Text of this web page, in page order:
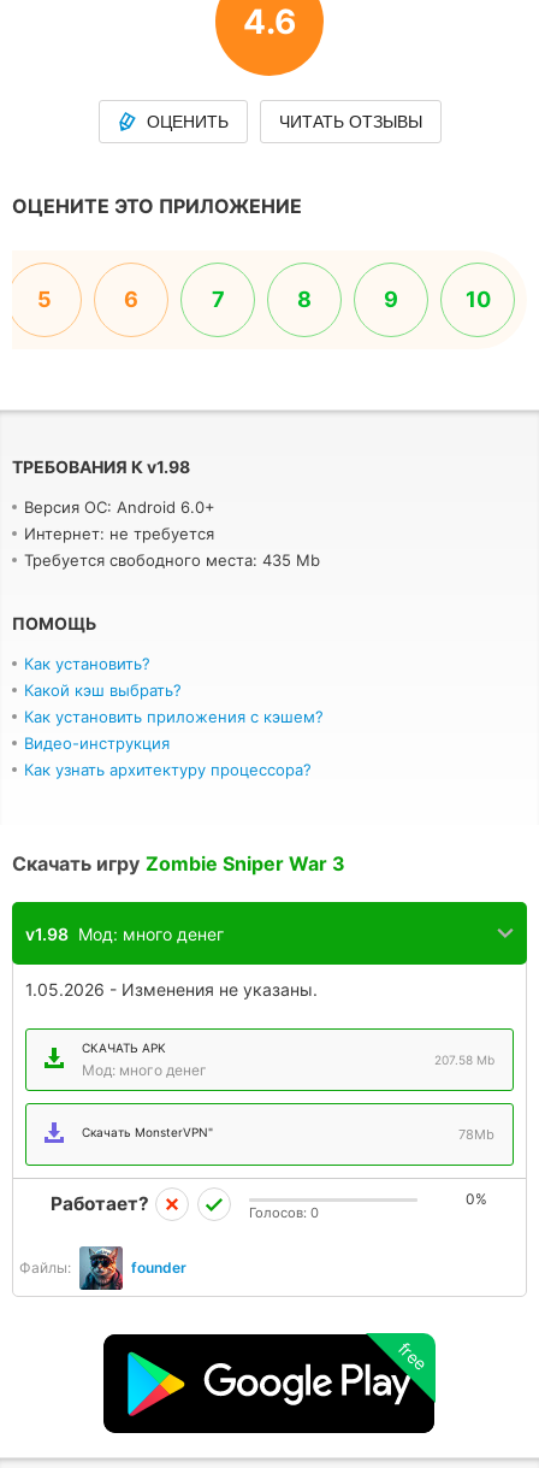
4.6
ОЦЕНИТЬ ЧИТАТЬ ОТЗЫВЫ
ОЦЕНИТЕ ЭТО ПРИЛОЖЕНИЕ
5 6 7 8 9 10
ТРЕБОВАНИЯ К v1.98
Версия ОС: Android 6.0+
Интернет: не требуется
Требуется свободного места: 435 Mb
ПОМОЩЬ
Как установить?
Какой кэш выбрать?
Как установить приложения с кэшем?
Видео-инструкция
Как узнать архитектуру процессора?
Скачать игру Zombie Sniper War 3
v1.98 Мод: много денег
1.05.2026 - Изменения не указаны.
СКАЧАТЬ APK
Мод: много денег
207.58 Mb
Скачать MonsterVPN" 78Mb
Файлы: founder
Работает? 0%
Голосов: 0
free